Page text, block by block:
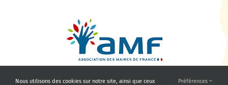
Nous utilisons des cookies sur notre site, ainsi que ceux Préférences